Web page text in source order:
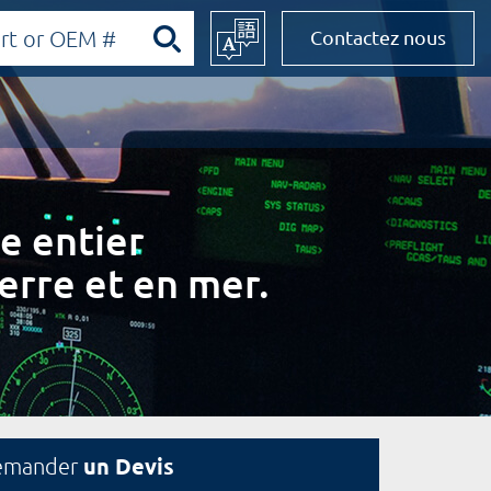
Contactez nous
entier
et en mer.
un Devis